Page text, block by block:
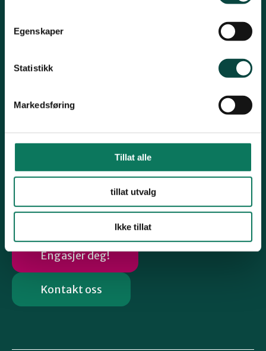
Egenskaper
Statistikk
Markedsføring
Tillat alle
tillat utvalg
Ikke tillat
Hafstadvegen 34, 6800 Førde
Org# 997950623
Snarveier
Førdefjorden
Engasjer deg!
Kontakt oss